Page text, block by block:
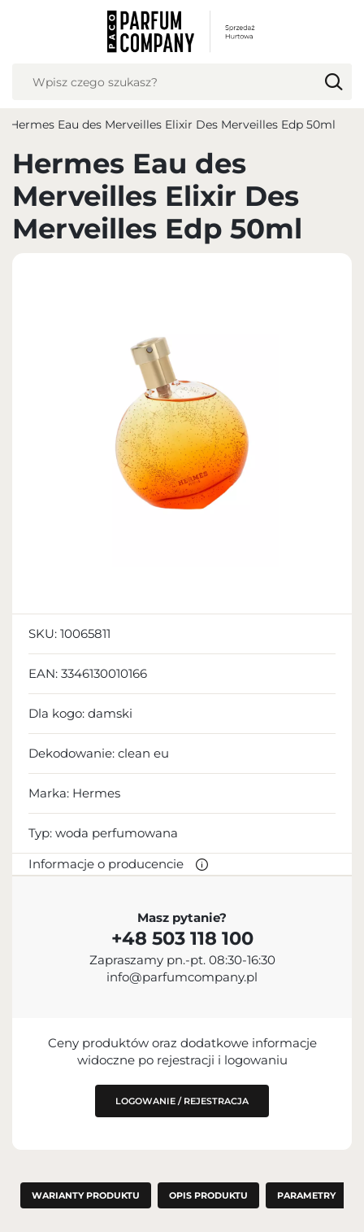
Hermes Eau des Merveilles Elixir Des Merveilles Edp 50ml
Hermes Eau des
Merveilles Elixir Des
Merveilles Edp 50ml
SKU: 10065811
EAN: 3346130010166
Dla kogo: damski
Dekodowanie: clean eu
Marka: Hermes
Typ: woda perfumowana
Informacje o producencie
Hermès International S.A.
+33 1 40 17 47 17
contact@hermes.com
Masz pytanie?
+48 503 118 100
Zapraszamy pn.-pt. 08:30-16:30
info@parfumcompany.pl
Ceny produktów oraz dodatkowe informacje
widoczne po rejestracji i logowaniu
LOGOWANIE / REJESTRACJA
WARIANTY PRODUKTU OPIS PRODUKTU PARAMETRY
USTAWIENIA REGIONALNE
Język
polski
Polish zloty (PLN)